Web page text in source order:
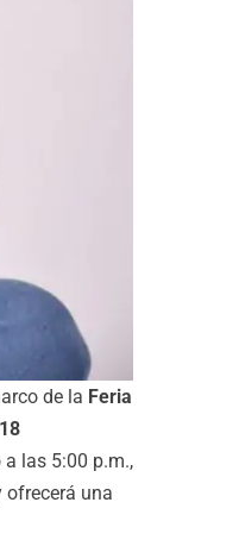
de la Feria
las 5:00 p.m.,
ofrecerá una